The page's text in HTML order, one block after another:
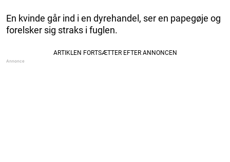
En kvinde går ind i en dyrehandel, ser en papegøje og
forelsker sig straks i fuglen.